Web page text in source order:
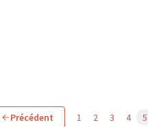
Précédent 1 2 3 4 5